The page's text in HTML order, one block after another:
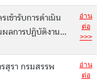
ข้ารับการดำเนิน
ผลการปฏิบัติงาน...
อ่าน
ต่อ
>>>
สุรา กรมสรรพ
อ่าน
ต่อ